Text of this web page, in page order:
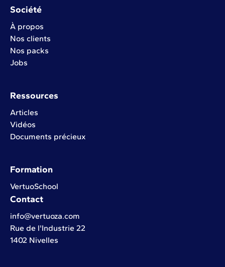
Société
À propos
Nos clients
Nos packs
Jobs
Ressources
Articles
Vidéos
Documents précieux
Formation
VertuoSchool
Contact
info@vertuoza.com
Rue de l'Industrie 22
1402 Nivelles